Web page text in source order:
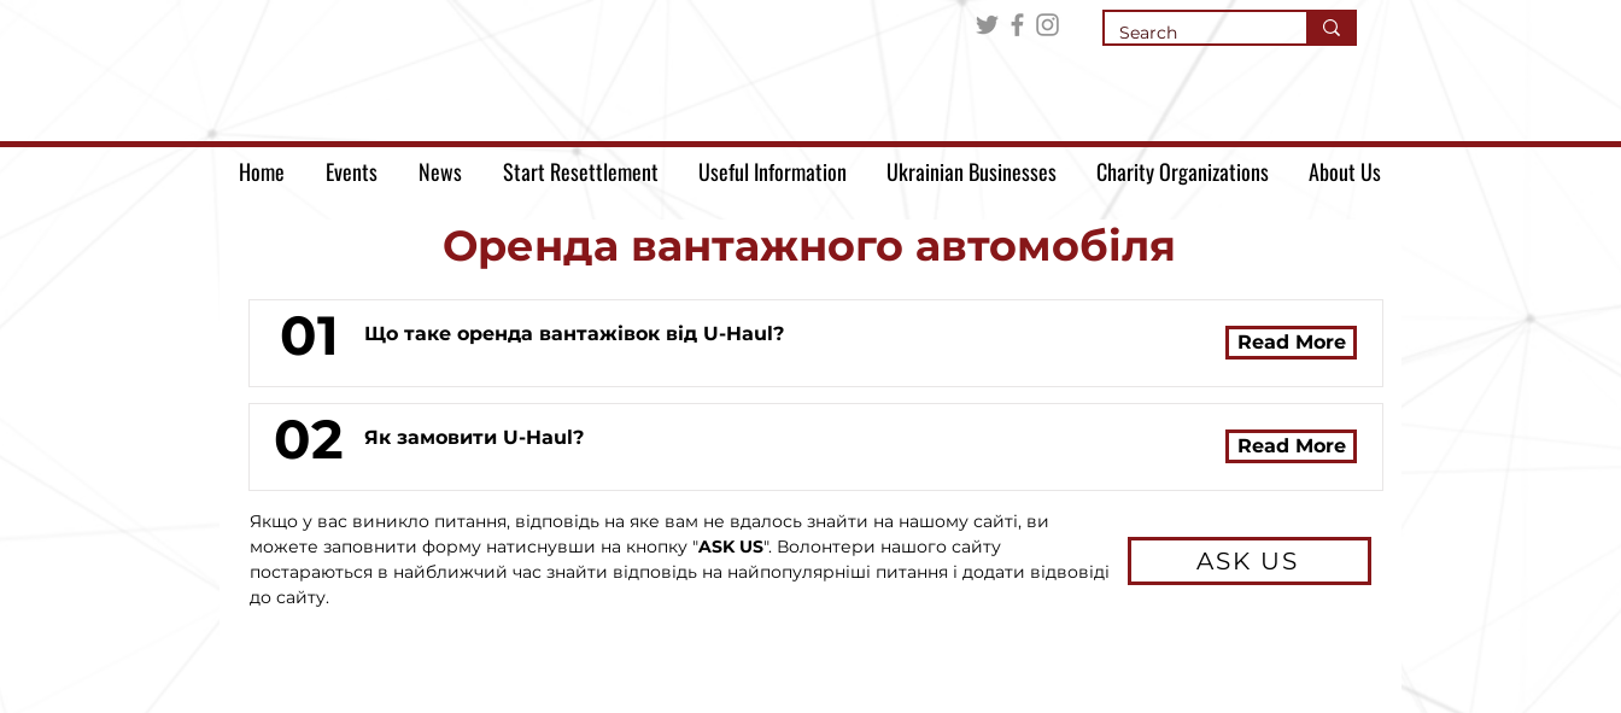
Home Events News Start Resettlement Useful Information Ukrainian Businesses Charity Organizations About Us
Оренда вантажного автомобіля
01 Що таке оренда вантажівок від U-Haul? Read More
02 Як замовити U-Haul? Read More
Якщо у вас виникло питання, відповідь на яке вам не вдалось знайти на нашому сайті, ви
можете заповнити форму натиснувши на кнопку "ASK US". Волонтери нашого сайту
постараються в найближчий час знайти відповідь на найпопулярніші питання і додати відвовіді
до сайту.
ASK US